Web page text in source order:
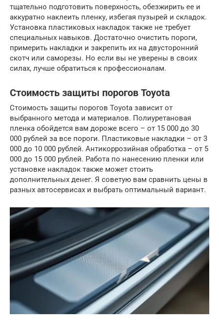
тщательно подготовить поверхность, обезжирить ее и
аккуратно наклеить пленку, избегая пузырей и складок.
Установка пластиковых накладок также не требует
специальных навыков. Достаточно очистить пороги,
примерить накладки и закрепить их на двусторонний
скотч или саморезы. Но если вы не уверены в своих
силах, лучше обратиться к профессионалам.
Стоимость защиты порогов Toyota
Стоимость защиты порогов Toyota зависит от
выбранного метода и материалов. Полиуретановая
пленка обойдется вам дороже всего – от 15 000 до 30
000 рублей за все пороги. Пластиковые накладки – от 3
000 до 10 000 рублей. Антикоррозийная обработка – от 5
000 до 15 000 рублей. Работа по нанесению пленки или
установке накладок также может стоить
дополнительных денег. Я советую вам сравнить цены в
разных автосервисах и выбрать оптимальный вариант.